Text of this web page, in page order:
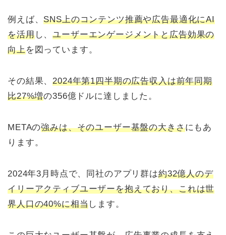
例えば、SNS上のコンテンツ推薦や広告最適化にAI
を活用し、ユーザーエンゲージメントと広告効果の
向上を図っています。
その結果、2024年第1四半期の広告収入は前年同期
比27%増の356億ドルに達しました。
METAの強みは、そのユーザー基盤の大きさにもあ
ります。
2024年3月時点で、同社のアプリ群は約32億人のデ
イリーアクティブユーザーを抱えており、これは世
界人口の40%に相当します。